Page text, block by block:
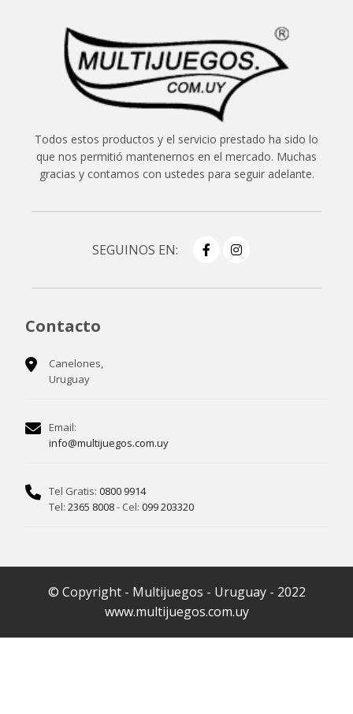
Todos estos productos y el servicio prestado ha sido lo
que nos permitió mantenernos en el mercado. Muchas
gracias y contamos con ustedes para seguir adelante.
SEGUINOS EN:
Contacto
Canelones,
Uruguay
Email:
info@multijuegos.com.uy
Tel Gratis: 0800 9914
Tel: 2365 8008- Cel: 099 203320
© Copyright - Multijuegos - Uruguay - 2022
www.multijuegos.com.uy